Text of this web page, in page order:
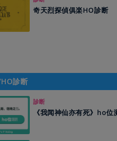
奇天烈探偵俱楽HO診断
診断
診断
《我闻神仙亦有死》ho位